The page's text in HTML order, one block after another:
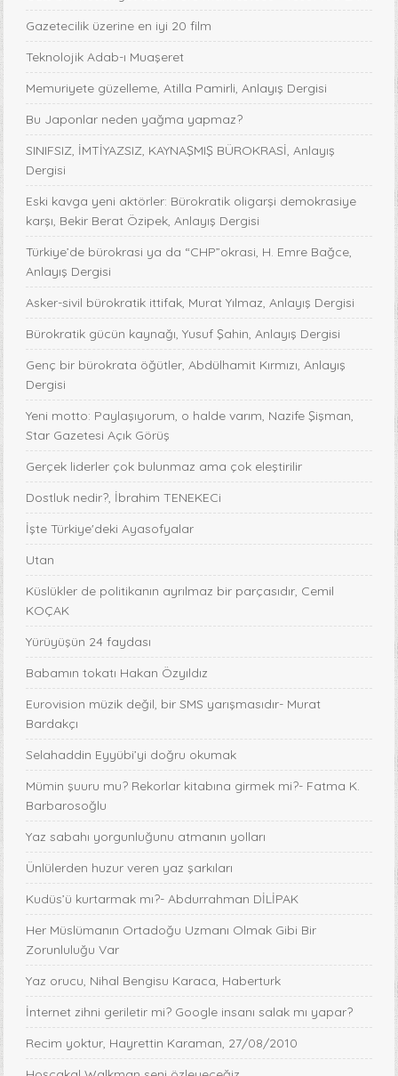
Gazetecilik üzerine en iyi 20 film
Teknolojik Adab-ı Muaşeret
Memuriyete güzelleme, Atilla Pamirli, Anlayış Dergisi
Bu Japonlar neden yağma yapmaz?
SINIFSIZ, İMTİYAZSIZ, KAYNAŞMIŞ BÜROKRASİ, Anlayış
Dergisi
Eski kavga yeni aktörler: Bürokratik oligarşi demokrasiye
karşı, Bekir Berat Özipek, Anlayış Dergisi
Türkiye’de bürokrasi ya da “CHP”okrasi, H. Emre Bağce,
Anlayış Dergisi
Asker-sivil bürokratik ittifak, Murat Yılmaz, Anlayış Dergisi
Bürokratik gücün kaynağı, Yusuf Şahin, Anlayış Dergisi
Genç bir bürokrata öğütler, Abdülhamit Kırmızı, Anlayış
Dergisi
Yeni motto: Paylaşıyorum, o halde varım, Nazife Şişman,
Star Gazetesi Açık Görüş
Gerçek liderler çok bulunmaz ama çok eleştirilir
Dostluk nedir?, İbrahim TENEKECi
İşte Türkiye'deki Ayasofyalar
Utan
Küslükler de politikanın ayrılmaz bir parçasıdır, Cemil
KOÇAK
Yürüyüşün 24 faydası
Babamın tokatı Hakan Özyıldız
Eurovision müzik değil, bir SMS yarışmasıdır- Murat
Bardakçı
Selahaddin Eyyübi’yi doğru okumak
Mümin şuuru mu? Rekorlar kitabına girmek mi?- Fatma K.
Barbarosoğlu
Yaz sabahı yorgunluğunu atmanın yolları
Ünlülerden huzur veren yaz şarkıları
Kudüs’ü kurtarmak mı?- Abdurrahman DİLİPAK
Her Müslümanın Ortadoğu Uzmanı Olmak Gibi Bir
Zorunluluğu Var
Yaz orucu, Nihal Bengisu Karaca, Haberturk
İnternet zihni geriletir mi? Google insanı salak mı yapar?
Recim yoktur, Hayrettin Karaman, 27/08/2010